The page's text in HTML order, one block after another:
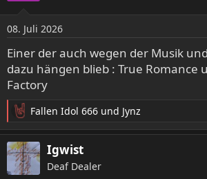
n
e
n
:
08. Juli 2026
Einer der auch wegen der Musik
dazu hängen blieb : True Romance
Factory
R
e
a
k
t
Fallen Idol 666 und Jynz
Igwist
Deaf Dealer